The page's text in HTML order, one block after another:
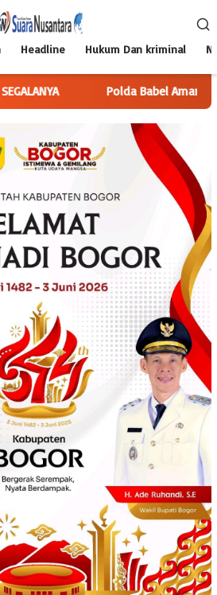
Headline Hukum Dan kriminal
Polda Babel Amankan Pria Di